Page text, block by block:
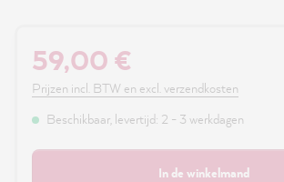
59,00 €
Prijzen incl. BTW en excl. verzendkosten
Beschikbaar, levertijd: 2 - 3 werkdagen
In de winkelmand